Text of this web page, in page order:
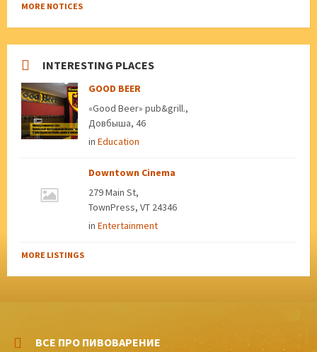
MORE NOTICES
INTERESTING PLACES
GOOD BEER
«Good Beer» pub&grill.,
Довбыша, 46
in Education
Downtown Cinema
279 Main St,
TownPress, VT 24346
in Entertainment
MORE LISTINGS
ВСЕ ПРО ПИВОВАРЕНИЕ